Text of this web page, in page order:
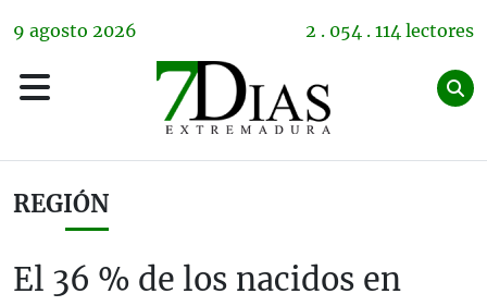
9 agosto 2026 2 . 054 . 114 lectores
REGIÓN
El 36 % de los nacidos en